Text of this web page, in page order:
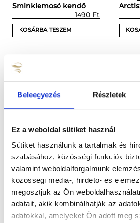
Beleegyezés Részletek
Ez a weboldal sütiket használ
Sütiket használunk a tartalmak és
szabásához, közösségi funkciók
valamint weboldalforgalmunk
közösségi média-, hirdető- és
megosztjuk az Ön
adatait, akik kombinálhatják az
adatokkal, amelyeket Ön adott meg
Sminklemosó kendő
1490 Ft
KOSÁRBA TESZEM
Kiegyensúlyozó Hialuron
Tisztítókendő
1490Ft
KOSÁRBA TESZEM
Lip &
Ennek